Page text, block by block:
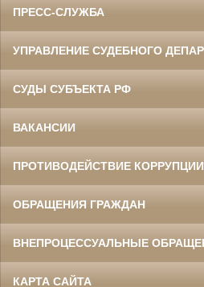
ПРЕСС-СЛУЖБА
УПРАВЛЕНИЕ СУДЕБНОГО
СУДЫ СУБЪЕКТА РФ
ВАКАНСИИ
ПРОТИВОДЕЙСТВИЕ КОРРУПЦИИ
ОБРАЩЕНИЯ ГРАЖДАН
ВНЕПРОЦЕССУАЛЬНЫЕ
КАРТА САЙТА